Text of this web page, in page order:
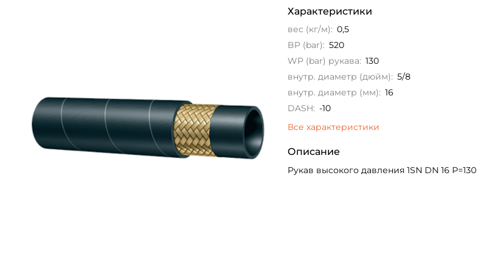
Характеристики
вес (кг/м): 0,5
BP (bar): 520
WP (bar) рукава: 130
внутр. диаметр (дюйм): 5/8
внутр. диаметр (мм): 16
DASH: -10
Все характеристики
Описание
Рукав высокого давления 1SN DN 16 P=130